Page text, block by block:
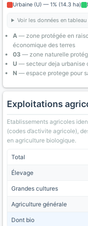
Urbaine (U) — 1% (14.3 ha)
Voir les données en tableau
A — zone protégée en
économique des terres
03 — zone naturelle
U — secteur deja urbanise
N — espace protege pour
Exploitations
Etablissements agricoles
(codes d’activite agricole),
en agriculture biologique.
Total
Élevage
Grandes cultures
Agriculture générale
Dont bio